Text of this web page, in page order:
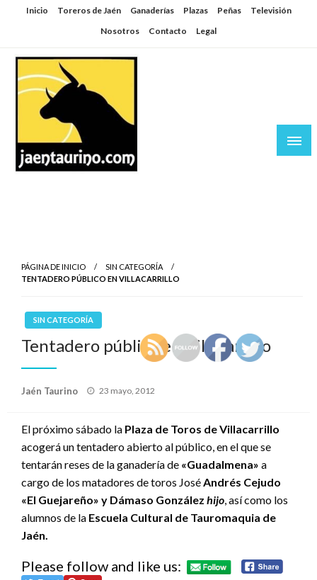
SaltarInicio Toreros de Jaén Ganaderías Plazas Peñas
Televisión
Nosotros
Contacto Legal
PÁGINA DE INICIO
SIN CATEGORÍA
TENTADERO PÚBLICO EN VILLACARRILLO
SIN CATEGORÍA
Tentadero público en Villacarrillo
Jaén Taurino
Publicado
23 mayo, 2012
El próximo sábado la Plaza de Toros de Villacarrillo
acogerá un tentadero abierto al público, en el que se
tentarán reses de la ganadería de «Guadalmena» a
cargo de los matadores de toros José Andrés Cejudo
«El Guejareño» y Dámaso González hijo , así como los
alumnos de la Escuela Cultural de Tauromaquia de
Jaén.
Please follow and like us: